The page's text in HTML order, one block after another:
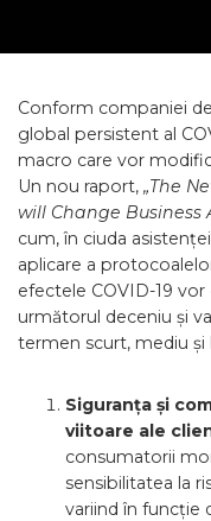
Conform companiei
global persistent al
macro care vor
Un nou raport, „The
will Change Business
cum, în ciuda
aplicare a
efectele COVID-19
următorul deceniu și
termen scurt, mediu și
Siguranța și
viitoare ale
consumatorii
sensibilitatea la
variind în funcție